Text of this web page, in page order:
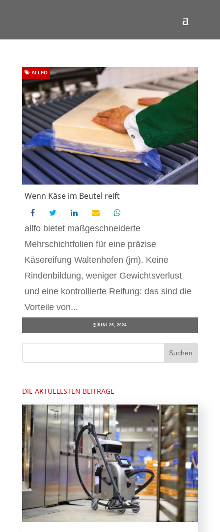
Wenn Käse im Beutel reift
ALLFO
allfo bietet maßgeschneiderte
Mehrschichtfolien für eine präzise
Käsereifung Waltenhofen (jm). Keine
Rindenbildung, weniger Gewichtsverlust
und eine kontrollierte Reifung: das sind die
Vorteile von...
JUNI 26, 2024
DIE AKTUELLSTEN BEITRÄGE